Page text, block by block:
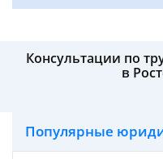
Консультации по
в
Популярные